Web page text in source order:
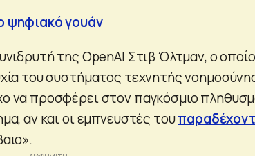
ψηφιακό γουάν
της OpenAI Στιβ Όλτμαν, ο
του συστήματος τεχνητής
να προσφέρει στον παγκόσμιο
αν και οι εμπνευστές του